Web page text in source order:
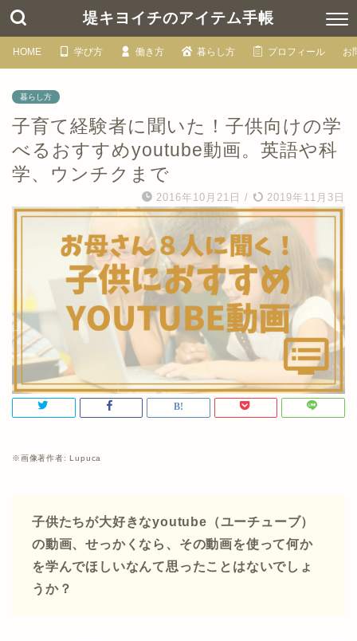
堤キヨイチのアイテム手帳
HOME 学び方 働き方 暮らし方 プロフィール お
暮らし方
子育て経験者に聞いた！子供向けの学
べるおすすめyoutube動画。英語や科
学、ウンチクまで
2016年10月21日 / 2019年11月3日
※画像著作者: Lupuca
子供たちが大好きなyoutube（ユーチューブ）
の動画、せっかくなら、その動画を使って何か
を学んでほしいなんて思ったことはないでしょ
うか？